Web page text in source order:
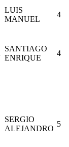
LUIS
MANUEL
4
SANTIAGO
ENRIQUE
4
SERGIO
ALEJANDRO
5